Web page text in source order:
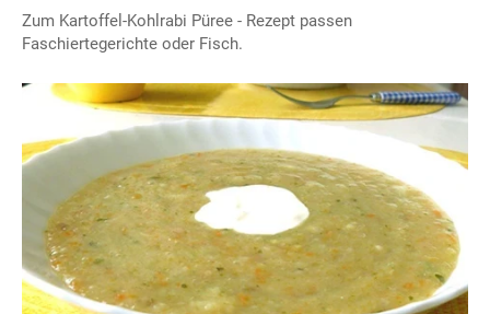
Zum Kartoffel-Kohlrabi Püree - Rezept passen
Faschiertegerichte oder Fisch.